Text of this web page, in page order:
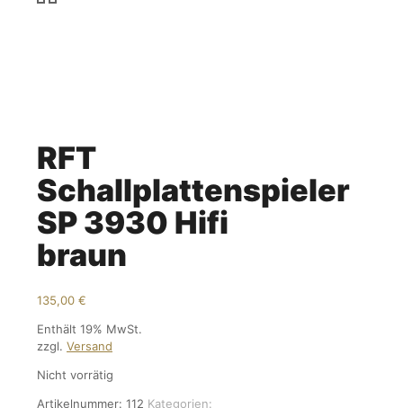
RFT
Schallplattenspieler
SP 3930 Hifi
braun
135,00 €
Enthält 19% MwSt.
zzgl. Versand
Nicht vorrätig
Artikelnummer: 112 Kategorien: